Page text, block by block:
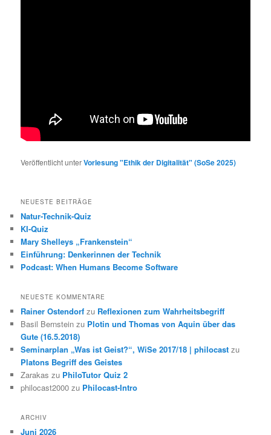
Veröffentlicht unterVorlesung "Ethik der Digitalität" (SoSe 2025)
NEUESTE BEITRÄGE
Natur-Technik-Quiz
KI-Quiz
Mary Shelleys „Frankenstein“
Einführung: Denkerinnen der Technik
Podcast: When Humans Become Software
NEUESTE KOMMENTARE
Rainer Ostendorf zu Reflexionen zum Wahrheitsbegriff
Basil Bernstein zu Plotin und Thomas von Aquin über das
Gute (16.5.2018)
Seminarplan „Was ist Geist?“, WiSe 2017/18 | philocast zu
Platons Begriff des Geistes
Zarakas zu PhiloTutor Quiz 2
philocast2000 zu Philocast-Intro
ARCHIV
Juni 2026